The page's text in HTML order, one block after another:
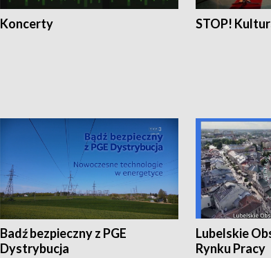
Koncerty STOP!
Badź bezpieczny z PGE
Dystrybucja
Lubelskie
Rynku Pracy